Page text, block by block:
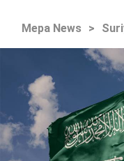
Mepa News >